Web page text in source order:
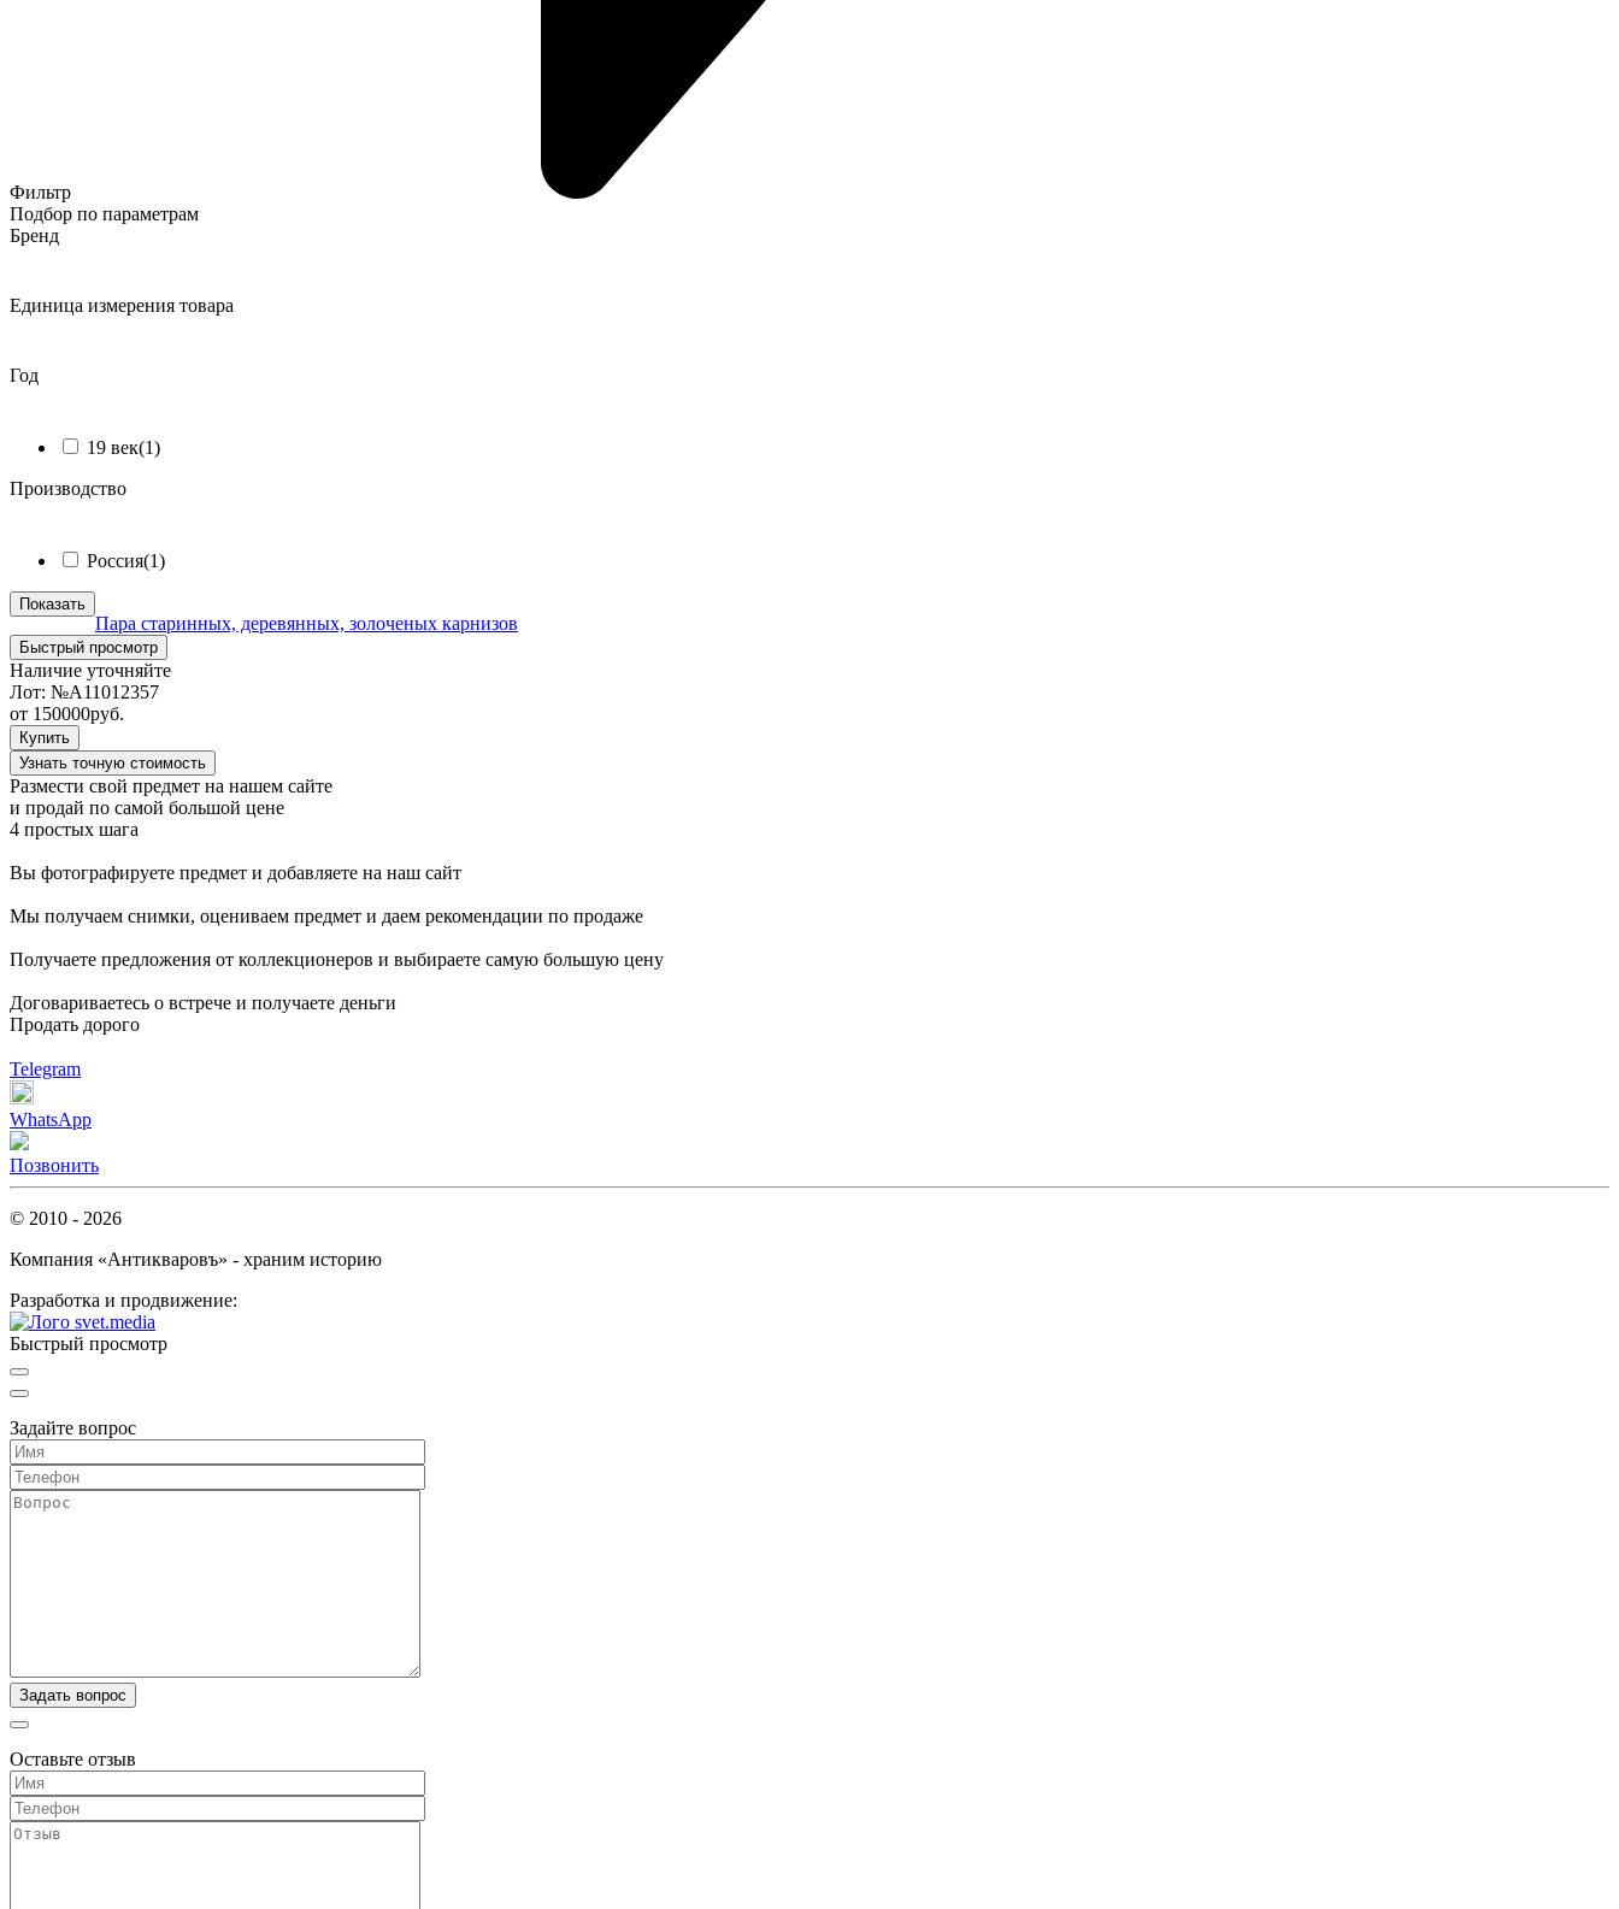
Фильтр
Подбор по параметрам
Бренд
Единица измерения товара
Год
19 век(1)
Производство
Россия(1)
Показать
Пара старинных, деревянных, золоченых карнизов
Быстрый просмотр
Наличие уточняйте
Лот: №А11012357
от 150000руб.
Купить
Узнать точную стоимость
Размести свой предмет на нашем сайте
и продай по самой большой цене
4 простых шага
Вы фотографируете предмет и добавляете на наш сайт
Мы получаем снимки, оцениваем предмет и даем рекомендации по продаже
Получаете предложения от коллекционеров и выбираете самую большую цену
Договариваетесь о встрече и получаете деньги
Продать дорого
Telegram
WhatsApp
Позвонить
© 2010 - 2026
Компания «Антикваровъ» - храним историю
Разработка и продвижение:
Быстрый просмотр
Задайте вопрос
Оставьте отзыв